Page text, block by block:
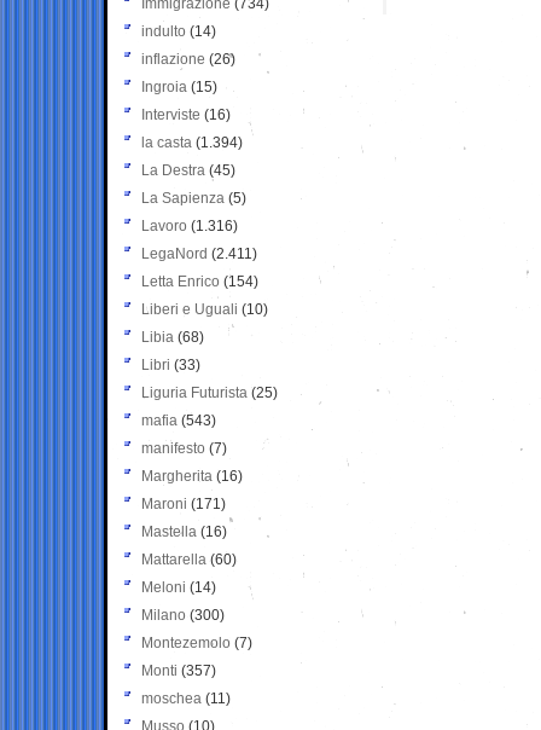
Immigrazione (734)
indulto (14)
inflazione (26)
Ingroia (15)
Interviste (16)
la casta (1.394)
La Destra (45)
La Sapienza (5)
Lavoro (1.316)
LegaNord (2.411)
Letta Enrico (154)
Liberi e Uguali (10)
Libia (68)
Libri (33)
Liguria Futurista (25)
mafia (543)
manifesto (7)
Margherita (16)
Maroni (171)
Mastella (16)
Mattarella (60)
Meloni (14)
Milano (300)
Montezemolo (7)
Monti (357)
moschea (11)
Musso (10)